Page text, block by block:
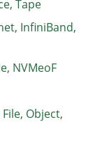
Tape
InfiniBand,
NVMeoF
Object,